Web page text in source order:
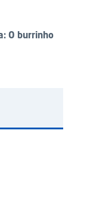
O burrinho